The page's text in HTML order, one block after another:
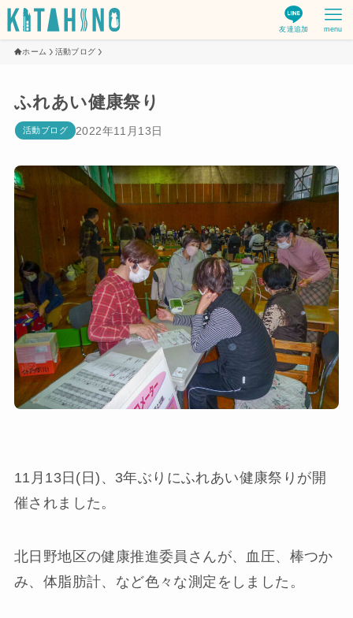
友達追加 menu
ホーム 活動ブログ
ふれあい健康祭り
活動ブログ 2022年11月13日
11月13日(日)、3年ぶりにふれあい健康祭りが開
催されました。
北日野地区の健康推進委員さんが、血圧、棒つか
み、体脂肪計、など色々な測定をしました。